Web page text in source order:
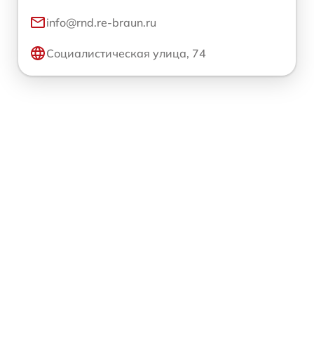
info@rnd.re-braun.ru
Социалистическая улица, 74